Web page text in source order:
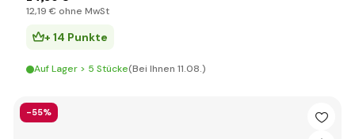
12,19 € ohne MwSt
+ 14 Punkte
Auf Lager > 5 Stücke(Bei Ihnen 11.08.)
-55%